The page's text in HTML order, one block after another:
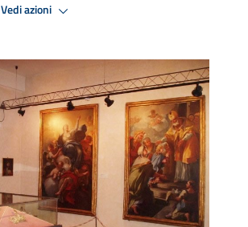
Vedi azioni